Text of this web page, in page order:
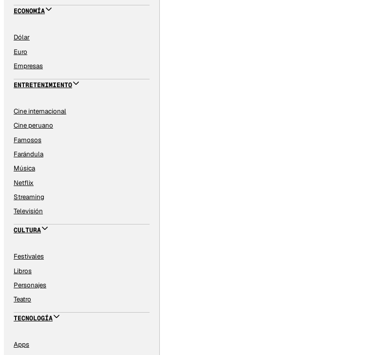
ECONOMÍA
Dólar
Euro
Empresas
ENTRETENIMIENTO
Cine internacional
Cine peruano
Famosos
Farándula
Música
Netflix
Streaming
Televisión
CULTURA
Festivales
Libros
Personajes
Teatro
TECNOLOGÍA
Apps